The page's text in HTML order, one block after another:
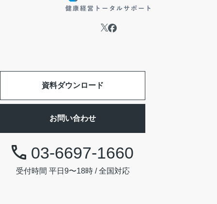
資料ダウンロード
お問い合わせ
03-6697-1660
受付時間 平日9〜18時 / 全国対応